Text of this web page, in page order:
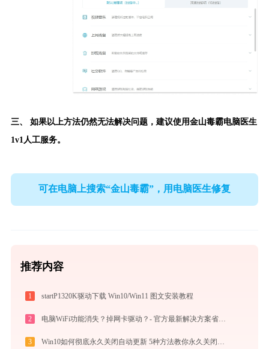
三、 如果以上方法仍然无法解决问题，建议使用金山毒霸电脑医生
1v1人工服务。
可在电脑上搜索“金山毒霸”，用电脑医生修复
推荐内容
1 startP1320K驱动下载 Win10/Win11 图文安装教程
2 电脑WiFi功能消失？掉网卡驱动？- 官方最新解决方案省时省力
3